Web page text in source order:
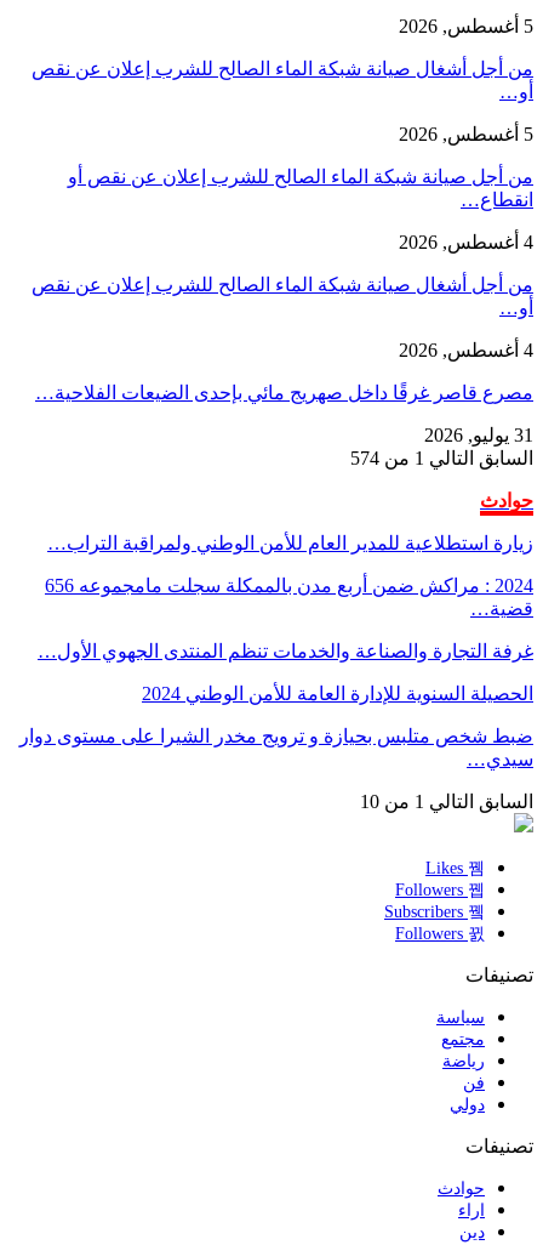
5 أغسطس, 2026
من أجل أشغال صيانة شبكة الماء الصالح للشرب إعلان عن نقص
أو…
5 أغسطس, 2026
من أجل صيانة شبكة الماء الصالح للشرب إعلان عن نقص أو
انقطاع…
4 أغسطس, 2026
من أجل أشغال صيانة شبكة الماء الصالح للشرب إعلان عن نقص
أو…
4 أغسطس, 2026
مصرع قاصر غرقًا داخل صهريج مائي بإحدى الضيعات الفلاحية…
31 يوليو, 2026
السابق التالي 1 من 574
حوادث
زيارة استطلاعية للمدير العام للأمن الوطني ولمراقبة التراب…
2024 : مراكش ضمن أربع مدن بالممكلة سجلت مامجموعه 656
قضية…
غرفة التجارة والصناعة والخدمات تنظم المنتدى الجهوي الأول…
الحصيلة السنوية للإدارة العامة للأمن الوطني 2024
ضبط شخص متلبس بحيازة و ترويج مخدر الشيرا على مستوى دوار
سيدي…
السابق التالي 1 من 10
تصنيفات
سياسة
مجتمع
رياضة
فن
دولي
تصنيفات
حوادث
اراء
دين